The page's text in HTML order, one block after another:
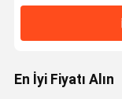
En İyi Fiyatı Alın